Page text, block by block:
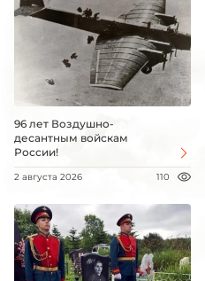
96 лет Воздушно-
десантным войскам
России!
2 августа 2026 110